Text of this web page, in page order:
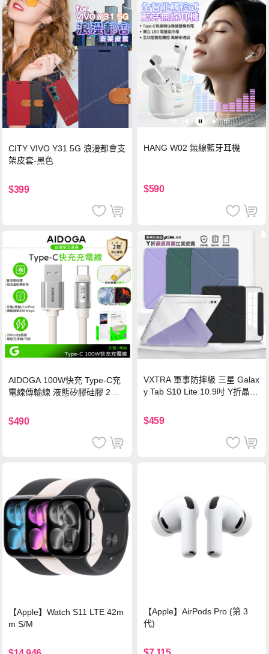
CITY VIVO Y31 5G 浪漫都會支
架皮套-黑色
$399
HANG W02 無線藍牙耳機
$590
AIDOGA 100W快充 Type-C充
電線傳輸線 液態矽膠硅膠 2M
$490
VXTRA 軍事防摔級 三星 Galax
y Tab S10 Lite 10.9吋 Y折晶透
$459
【Apple】Watch S11 LTE 42m
m S/M
【Apple】AirPods Pro (第 3
代)